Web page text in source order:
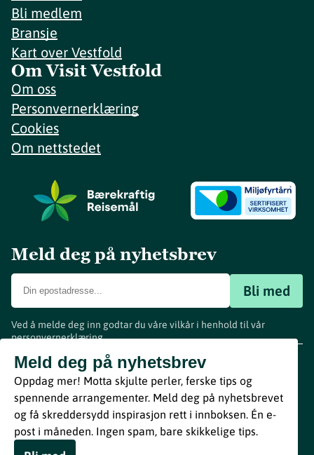
Bli medlem
Bransje
Kart over Vestfold
Om Visit Vestfold
Om oss
Personvernerklæring
Cookies
Om nettstedet
Meld deg på nyhetsbrev
Bli med
Ved å melde deg inn godtar du våre vilkår i henhold til vår
personvernerklæring.
Meld deg på nyhetsbrev
Oppdag mer! Motta skjulte perler, ferske tips og
spennende arrangementer. Meld deg på nyhetsbrevet
og få skreddersydd inspirasjon rett i innboksen. Én e-
post i måneden. Ingen spam, bare skikkelige tips.
www.visitvestfold.com
Turistinformasjon
Vestfold Fylkeskommune
ByBreakfast